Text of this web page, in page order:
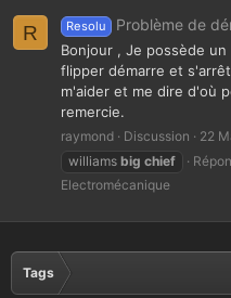
R Resolu Problème de
Bonjour , Je possède
flipper démarre et
m'aider et me dire d'où
remercie.
raymond Discussion 22
williams big chief
Electromécanique
Tags